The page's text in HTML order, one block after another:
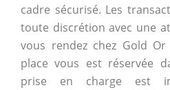
cadre sécurisé. Les
toute discrétion avec une
vous rendez chez Gold
place vous est réservée
prise en charge est